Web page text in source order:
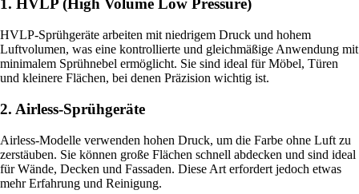
1. HVLP (High Volume Low Pressure)
HVLP-Sprühgeräte arbeiten mit niedrigem Druck und hohem
Luftvolumen, was eine kontrollierte und gleichmäßige Anwendung mit
minimalem Sprühnebel ermöglicht. Sie sind ideal für Möbel, Türen
und kleinere Flächen, bei denen Präzision wichtig ist.
2. Airless-Sprühgeräte
Airless-Modelle verwenden hohen Druck, um die Farbe ohne Luft zu
zerstäuben. Sie können große Flächen schnell abdecken und sind ideal
für Wände, Decken und Fassaden. Diese Art erfordert jedoch etwas
mehr Erfahrung und Reinigung.